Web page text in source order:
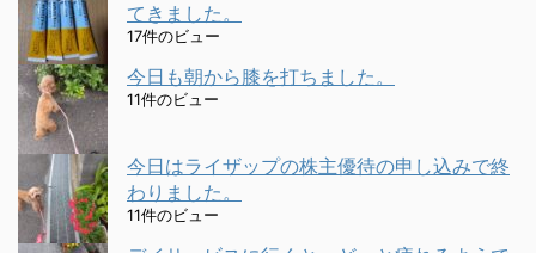
てきました。
17件のビュー
今日も朝から膝を打ちました。
11件のビュー
今日はライザップの株主優待の申し込みで終
わりました。
11件のビュー